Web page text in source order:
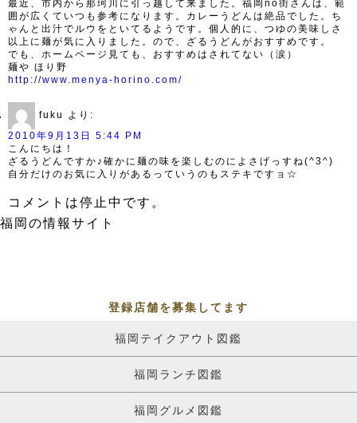
最近、市内から那珂川に引っ越して来ました。福岡no街さんは、範
囲が広くていつも参考になります。カレーうどんは絶品でした。ち
ゃんと出汁でルウをといてるようです。個人的に、つゆの美味しさ
以上に麺が気に入りました。ので、ざるうどんがおすすめです。
でも、ホームページ見ても、おすすめはされてない（涙）
麺や ほり野
http://www.menya-horino.com/
fuku
より:
2010年9月13日 5:44 PM
こんにちは！
ざるうどんですか♪確かに麺の味を楽しむのによさげっすね(^3^)
自分だけのお気に入りがあるっていうのもステキですョ☆
コメントは停止中です。
福岡の情報サイト
登録店舗を募集してます
福岡テイクアウト図鑑
福岡ランチ図鑑
福岡グルメ図鑑